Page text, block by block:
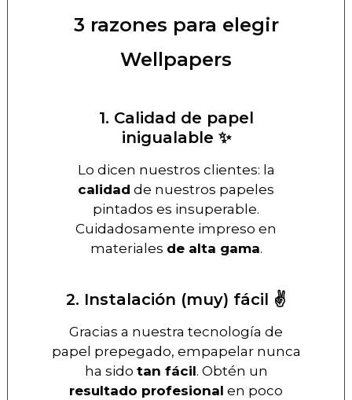
3 razones para elegir
Wellpapers
1. Calidad de papel
inigualable ✨
Lo dicen nuestros clientes: la
calidad de nuestros papeles
pintados es insuperable.
Cuidadosamente impreso en
materiales de alta gama.
2. Instalación (muy) fácil ✌️
Gracias a nuestra tecnología de
papel prepegado, empapelar nunca
ha sido tan fácil. Obtén un
resultado profesional en poco